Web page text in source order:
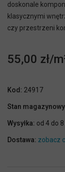
doskonale
klasycznymi
czy przestrzeni
55,00 zł
Kod: 24917
Stan
Wysyłka: od 4 do
Dostawa: zobacz